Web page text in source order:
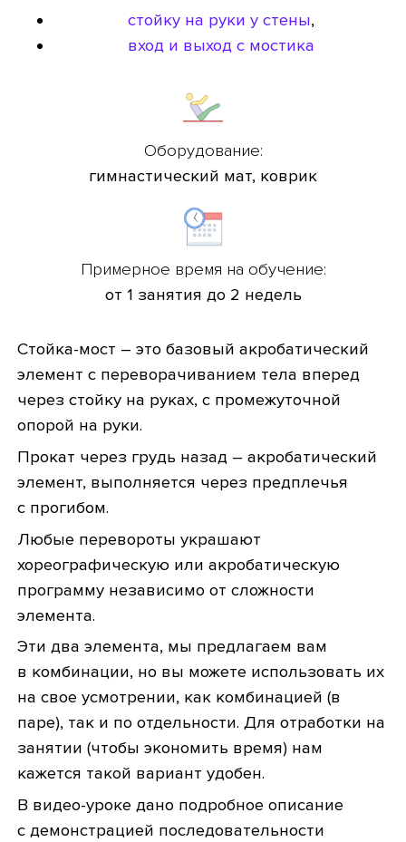
стойку на руки у стены,
вход и выход с мостика
Оборудование:
гимнастический мат, коврик
Примерное время на обучение:
от 1 занятия до 2 недель
Стойка-мост – это базовый акробатический
элемент с переворачиванием тела вперед
через стойку на руках, с промежуточной
опорой на руки.
Прокат через грудь назад – акробатический
элемент, выполняется через предплечья
с прогибом.
Любые перевороты украшают
хореографическую или акробатическую
программу независимо от сложности
элемента.
Эти два элемента, мы предлагаем вам
в комбинации, но вы можете использовать их
на свое усмотрении, как комбинацией (в
паре), так и по отдельности. Для отработки на
занятии (чтобы экономить время) нам
кажется такой вариант удобен.
В видео-уроке дано подробное описание
с демонстрацией последовательности